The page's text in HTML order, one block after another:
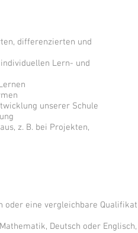
differenzierten und
Lern- und
unserer Schule
z. B. bei Projekten,
oder eine vergleichbare
Deutsch oder Englisch,